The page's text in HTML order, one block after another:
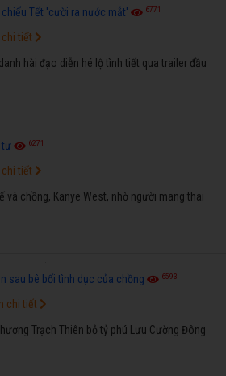
chiếu Tết 'cười ra nước mắt' 6771
hài đạo diễn hé lộ tình tiết qua trailer đầu
chi tiết
tư 6271
và chồng, Kanye West, nhờ người mang thai
chi tiết
sau bê bối tình dục của chồng 6593
Trạch Thiên bỏ tỷ phú Lưu Cường Đông
chi tiết